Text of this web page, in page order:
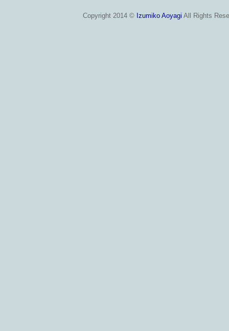
Copyright 2014 © Izumiko Aoyagi All Rights